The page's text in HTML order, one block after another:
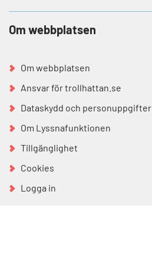
Om webbplatsen
Om webbplatsen
Ansvar för trollhattan.se
Dataskydd och personuppgifter
Om Lyssnafunktionen
Tillgänglighet
Cookies
Logga in